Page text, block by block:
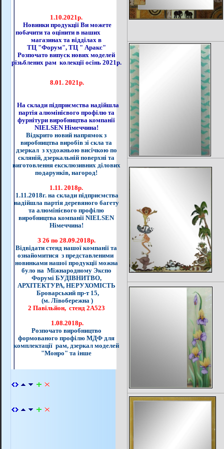
1.10.2021р.
Новинки продукції Ви можете
побачити та оцінити в наших
магазинах та відділах в
ТЦ "Форум", ТЦ " Аракс"
Розпочато випуск нових моделей
різьблених рам колекції осінь 2021р.
8.01. 2021р.
На склади підприємства надійшла
партія алюмінієвого профілю та
фурнітури виробництва компанії
NIELSEN Німеччина!
Відкрито новий напрямок з
виробництва виробів зі скла та
дзеркал з художньою висічкою по
скляній, дзеркальній поверхні та
виготовлення ексклюзивних ділових
подарунків, нагород!
1.11. 2018р.
1.11.2018г. на склади підприємства
надійшла партія деревяного багету
та алюмінієвого профілю
виробництва компанії NIELSEN
Німеччина!
З 26 по 28.09.2018р.
Відвідати стенд нашої компанії та
ознайомитися з представленими
новинками нашої продукції можна
було на Міжнародному Экспо
Форумі БУДІВНИТВО,
АРХІТЕКТУРА, НЕРУХОМІСТЬ
Броварський пр-т 15,
(м. Лівобережна )
2 Павільйон, стенд 2А523
1.08.2018р.
Розпочато виробництво
формованого профілю МДФ для
комплектації рам, дзеркал моделей
"Монро" та інше